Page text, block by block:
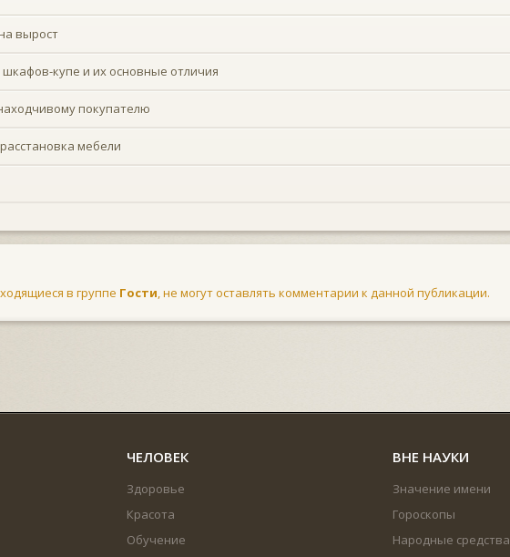
вырост
купе и их основные отличия
покупателю
мебели
в группе Гости, не могут оставлять комментарии к данной публикации.
ЧЕЛОВЕК
Здоровье
Красота
Обучение
ВНЕ НАУКИ
Значение имени
Гороскопы
Народные средства